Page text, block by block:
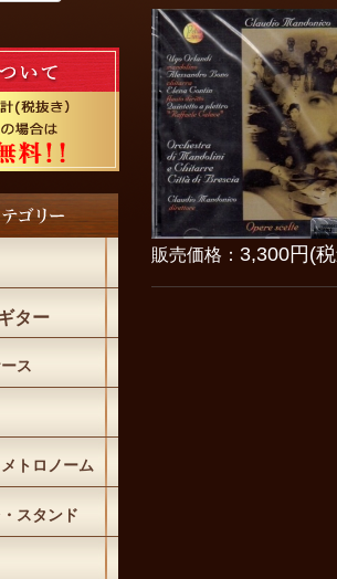
販売価格： 3,300円(
ター
ス
トロノーム
スタンド